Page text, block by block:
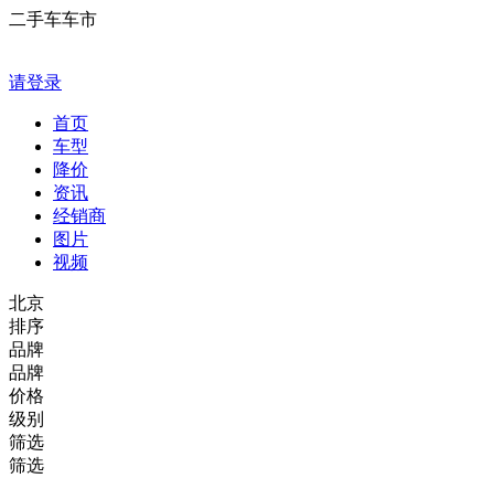
二手车车市
请登录
首页
车型
降价
资讯
经销商
图片
视频
北京
排序
品牌
品牌
价格
级别
筛选
筛选